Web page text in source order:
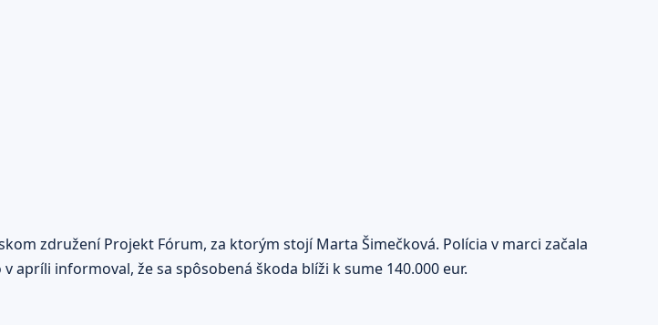
združení Projekt Fórum, za ktorým stojí Marta Šimečková. Polícia v marci začala
informoval, že sa spôsobená škoda blíži k sume 140.000 eur.